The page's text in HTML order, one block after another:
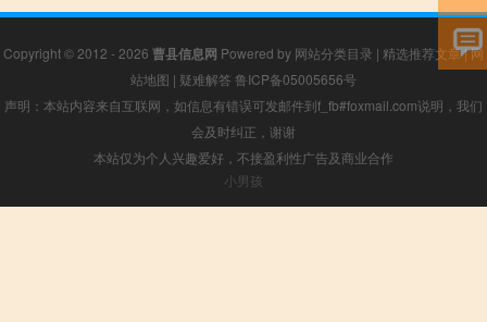
Copyright © 2012 - 2026 曹县信息网 Powered by 网站分类目录 | 精选推荐文章|网
站地图 | 疑难解答 鲁ICP备05005656号
声明：本站内容来自互联网，如信息有错误可发邮件到f_fb#foxmail.com说明，我们
会及时纠正，谢谢
本站仅为个人兴趣爱好，不接盈利性广告及商业合作
小男孩